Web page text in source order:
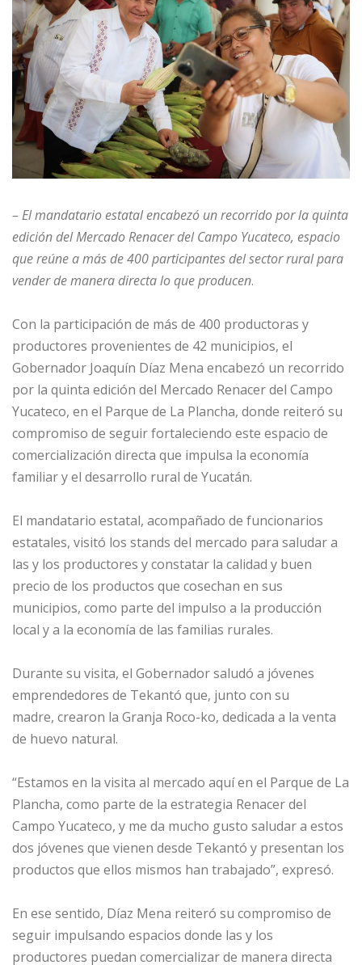
– El mandatario estatal encabezó un recorrido por la quinta
edición del Mercado Renacer del Campo Yucateco, espacio
que reúne a más de 400 participantes del sector rural para
vender de manera directa lo que producen.
Con la participación de más de 400 productoras y
productores provenientes de 42 municipios, el
Gobernador Joaquín Díaz Mena encabezó un recorrido
por la quinta edición del Mercado Renacer del Campo
Yucateco, en el Parque de La Plancha, donde reiteró su
compromiso de seguir fortaleciendo este espacio de
comercialización directa que impulsa la economía
familiar y el desarrollo rural de Yucatán.
El mandatario estatal, acompañado de funcionarios
estatales, visitó los stands del mercado para saludar a
las y los productores y constatar la calidad y buen
precio de los productos que cosechan en sus
municipios, como parte del impulso a la producción
local y a la economía de las familias rurales.
Durante su visita, el Gobernador saludó a jóvenes
emprendedores de Tekantó que, junto con su
madre, crearon la Granja Roco-ko, dedicada a la venta
de huevo natural.
“Estamos en la visita al mercado aquí en el Parque de La
Plancha, como parte de la estrategia Renacer del
Campo Yucateco, y me da mucho gusto saludar a estos
dos jóvenes que vienen desde Tekantó y presentan los
productos que ellos mismos han trabajado”, expresó.
En ese sentido, Díaz Mena reiteró su compromiso de
seguir impulsando espacios donde las y los
productores puedan comercializar de manera directa